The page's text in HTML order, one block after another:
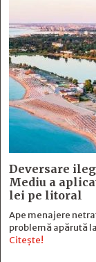
Deversare
Mediu a
lei pe litoral
Ape menajere
problemă apărută
Citește!